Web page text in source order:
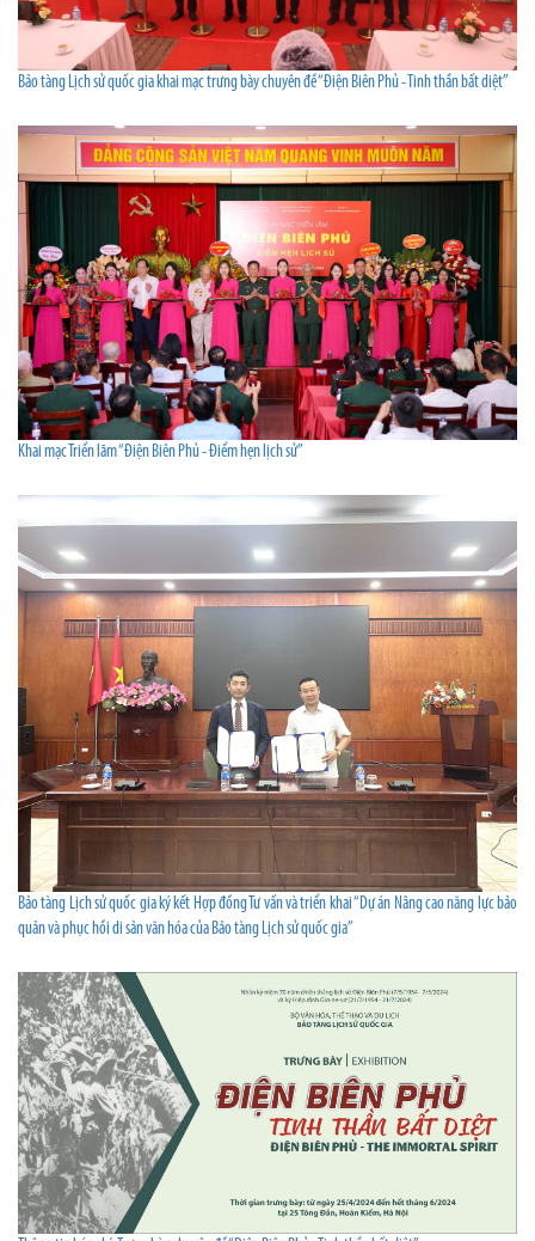
Bảo tàng Lịch sử quốc gia khai mạc trưng bày chuyên đề “Điện Biên Phủ - Tinh thần bất diệt”
Khai mạc Triển lãm “Điện Biên Phủ - Điểm hẹn lịch sử”
Bảo tàng Lịch sử quốc gia ký kết Hợp đồng Tư vấn và triển khai “Dự án Nâng cao năng lực bảo
quản và phục hồi di sản văn hóa của Bảo tàng Lịch sử quốc gia”